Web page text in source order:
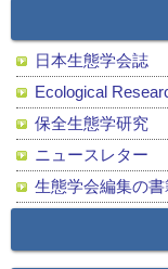
日本生態学会誌
Ecological
保全生態学研究
ニュースレター
生態学会編集の書